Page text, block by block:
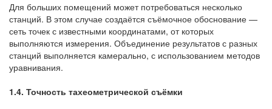
Для больших помещений может потребоваться несколько
станций. В этом случае создаётся съёмочное обоснование —
сеть точек с известными координатами, от которых
выполняются измерения. Объединение результатов с разных
станций выполняется камерально, с использованием методов
уравнивания.
1.4. Точность тахеометрической съёмки